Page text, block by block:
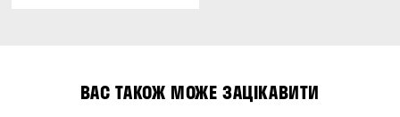
ВАС ТАКОЖ МОЖЕ ЗАЦІКАВИТИ